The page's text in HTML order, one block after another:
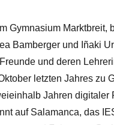
Gymnasium Marktbreit,
Bamberger und Iñaki
und deren
letzten Jahres zu
Jahren digitaler
auf Salamanca, das